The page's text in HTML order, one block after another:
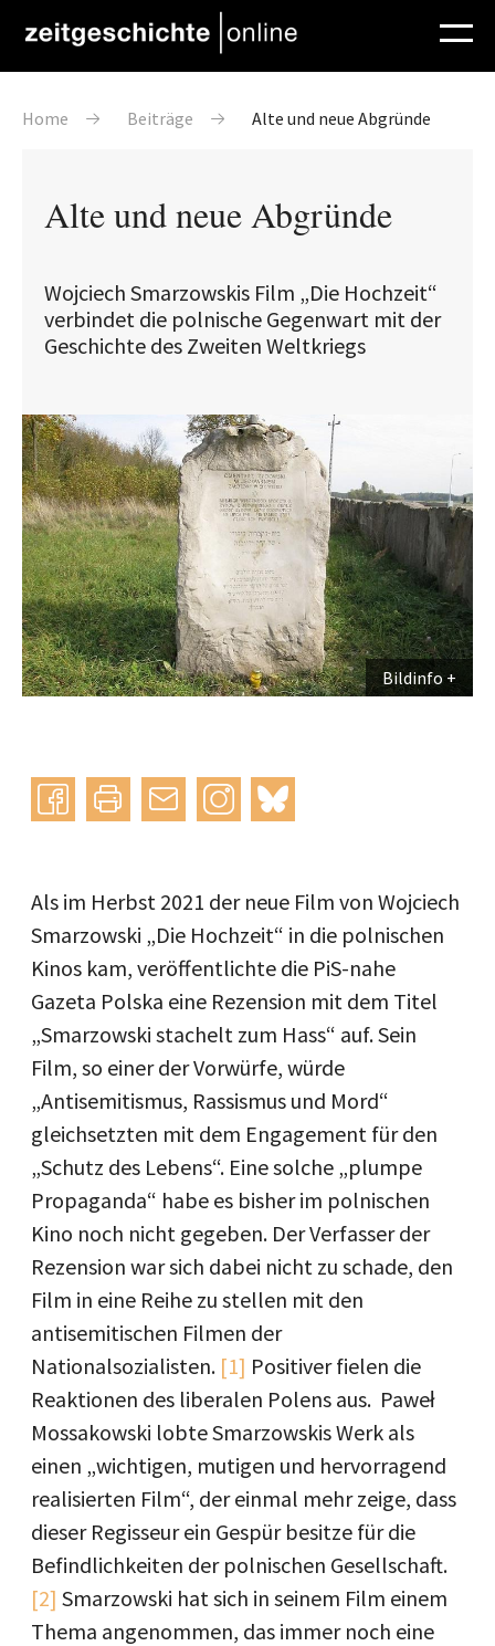
Pfadnavigation
Home Beiträge Alte und neue Abgründe
Alte und neue Abgründe
Wojciech Smarzowskis Film „Die Hochzeit“
verbindet die polnische Gegenwart mit der
Geschichte des Zweiten Weltkriegs
Bildinfo
Instagram
bluesky
Als im Herbst 2021 der neue Film von Wojciech
Smarzowski „Die Hochzeit“ in die polnischen
Kinos kam, veröffentlichte die PiS-nahe
Gazeta Polska eine Rezension mit dem Titel
„Smarzowski stachelt zum Hass“ auf. Sein
Film, so einer der Vorwürfe, würde
„Antisemitismus, Rassismus und Mord“
gleichsetzten mit dem Engagement für den
„Schutz des Lebens“. Eine solche „plumpe
Propaganda“ habe es bisher im polnischen
Kino noch nicht gegeben. Der Verfasser der
Rezension war sich dabei nicht zu schade, den
Film in eine Reihe zu stellen mit den
antisemitischen Filmen der
Nationalsozialisten. [1] Positiver fielen die
Reaktionen des liberalen Polens aus. Paweł
Mossakowski lobte Smarzowskis Werk als
einen „wichtigen, mutigen und hervorragend
realisierten Film“, der einmal mehr zeige, dass
dieser Regisseur ein Gespür besitze für die
Befindlichkeiten der polnischen Gesellschaft.
[2] Smarzowski hat sich in seinem Film einem
Thema angenommen, das immer noch eine